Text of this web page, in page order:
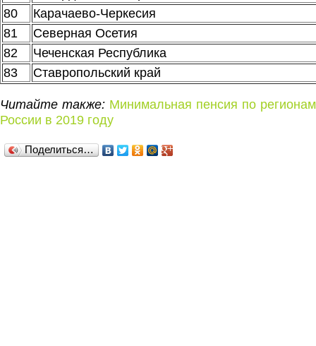
80
Карачаево-Черкесия
81
Северная Осетия
82
Чеченская Республика
83
Ставропольский край
Читайте также: Минимальная пенсия по регионам
России в 2019 году
Поделиться…